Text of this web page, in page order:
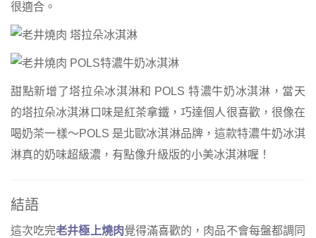
很適合。
甜點新增了塔拉朵冰淇淋和 POLS 特濃牛奶冰淇淋，當天
的塔拉朵冰淇淋口味是紅茶拿鐵，巧達個人很喜歡，很像在
喝奶茶一樣～POLS 是北歐冰淇淋品牌，這款特濃牛奶冰淇
淋真的奶味超級濃，有點像升級版的小美冰淇淋喔！
結語
這次吃完老井極上燒肉覺得滿喜歡的，肉品不會每盤都調同